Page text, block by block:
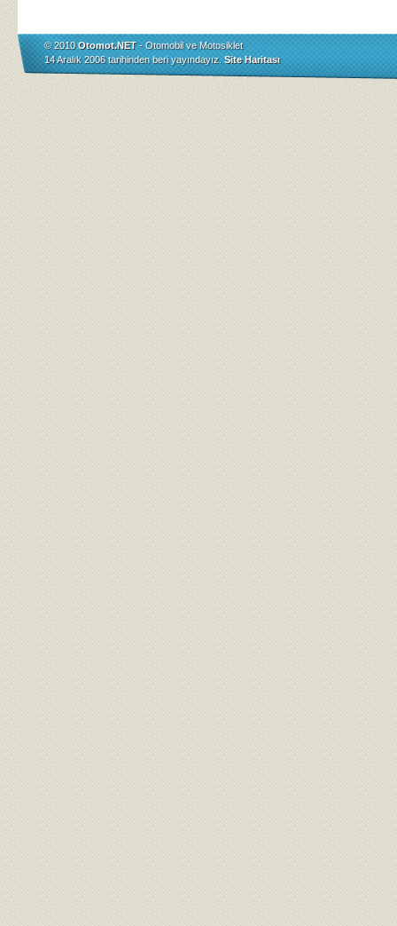
© 2010Otomot.NET- Otomobil ve Motosiklet
14 Aralık 2006 tarihinden beri yayındayız. Site Haritası